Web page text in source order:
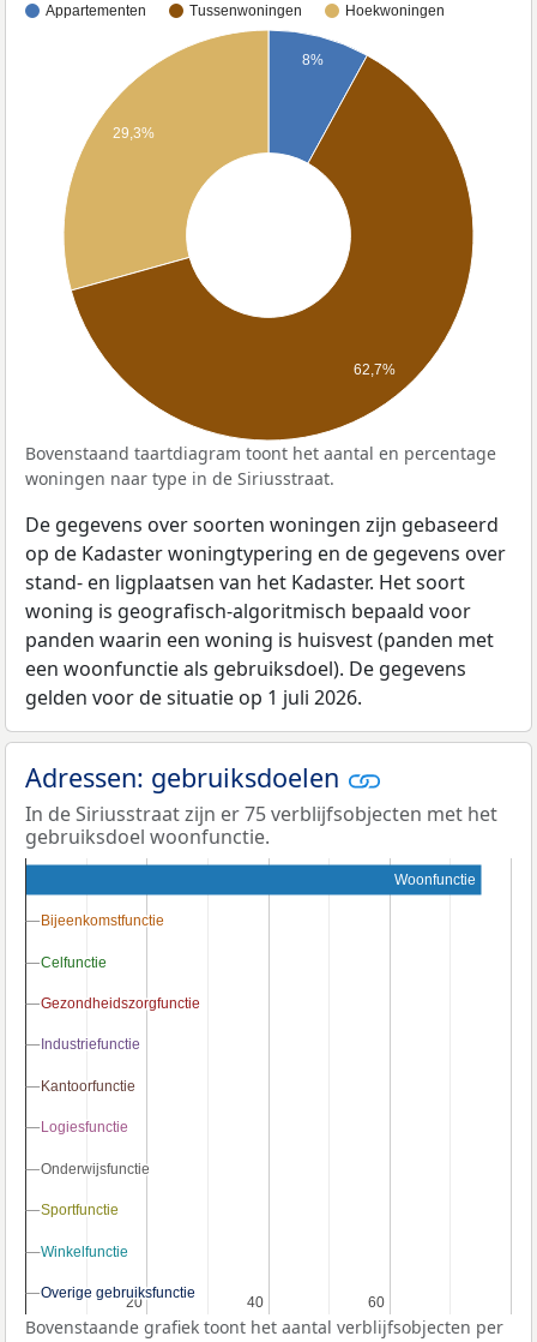
Appartementen Tussenwoningen Hoekwoningen
8%
29,3%
62,7%
Bovenstaand taartdiagram toont het aantal en percentage
woningen naar type in de Siriusstraat.
De gegevens over soorten woningen zijn gebaseerd
op de Kadaster woningtypering en de gegevens over
stand- en ligplaatsen van het Kadaster. Het soort
woning is geografisch-algoritmisch bepaald voor
panden waarin een woning is huisvest (panden met
een woonfunctie als gebruiksdoel). De gegevens
gelden voor de situatie op 1 juli 2026.
Adressen: gebruiksdoelen
In de Siriusstraat zijn er 75 verblijfsobjecten met het
gebruiksdoel woonfunctie.
20
20 40
40 60
60
Woonfunctie
Bijeenkomstfunctie
Bijeenkomstfunctie
Celfunctie
Celfunctie
Gezondheidszorgfunctie
Gezondheidszorgfunctie
Industriefunctie
Industriefunctie
Kantoorfunctie
Kantoorfunctie
Logiesfunctie
Logiesfunctie
Onderwijsfunctie
Onderwijsfunctie
Sportfunctie
Sportfunctie
Winkelfunctie
Winkelfunctie
Overige gebruiksfunctie
Overige gebruiksfunctie
Bovenstaande grafiek toont het aantal verblijfsobjecten per